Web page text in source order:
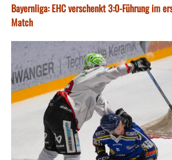
Bayernliga: EHC verschenkt 3:0-Führung im
Match